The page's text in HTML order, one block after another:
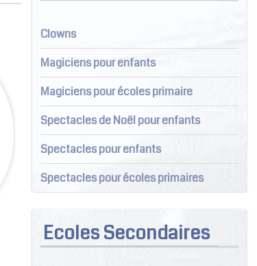
Clowns
Magiciens pour enfants
Magiciens pour écoles primaire
Spectacles de Noël pour enfants
Spectacles pour enfants
Spectacles pour écoles primaires
Ecoles Secondaires